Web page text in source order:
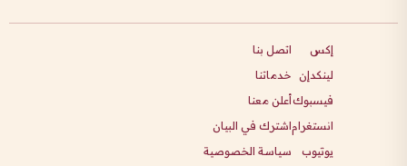
إكس
لينكدإن
فيسبوك
انستغرام
يوتيوب
اتصل بنا
خدماتنا
أعلن معنا
اشترك في البيان
سياسة الخصوصية